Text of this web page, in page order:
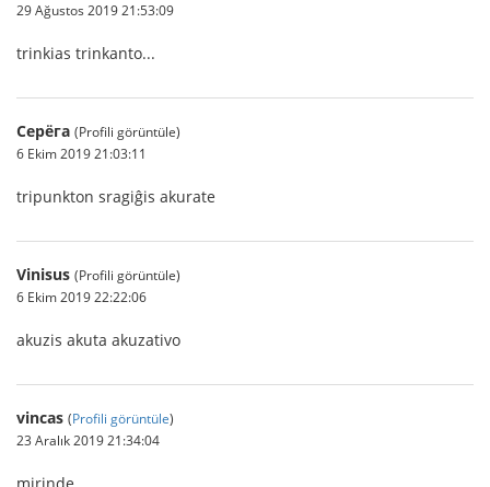
29 Ağustos 2019 21:53:09
trinkias trinkanto...
Серёга (Profili görüntüle)
6 Ekim 2019 21:03:11
tripunkton sragiĝis akurate
Vinisus (Profili görüntüle)
6 Ekim 2019 22:22:06
akuzis akuta akuzativo
vincas (Profili görüntüle)
23 Aralık 2019 21:34:04